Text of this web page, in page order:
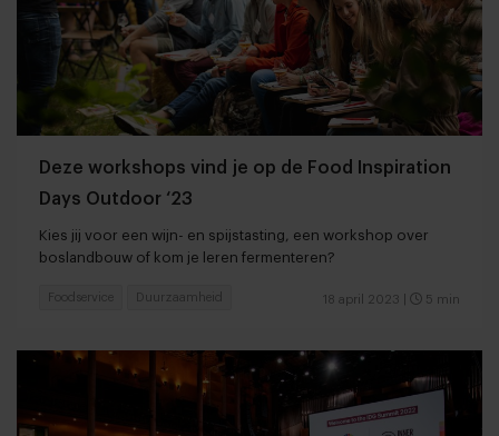
Deze workshops vind je op de Food Inspiration
Days Outdoor ‘23
Kies jij voor een wijn- en spijstasting, een workshop over
boslandbouw of kom je leren fermenteren?
18 april 2023 5 min
Foodservice Duurzaamheid